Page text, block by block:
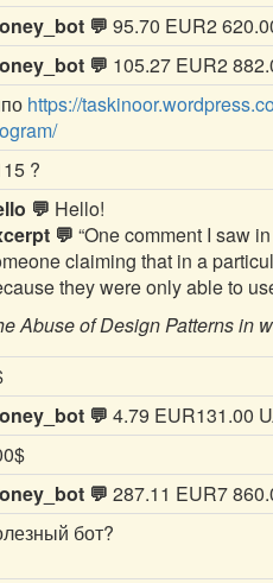
💬 95.70 EUR2
💬 105.27 EUR2
https://
?
💬 Hello!
💬 “One comment I saw
claiming that in a
they were only able to
Abuse of Design Patterns in
💬 4.79 EUR131.00
💬 287.11 EUR7
бот?